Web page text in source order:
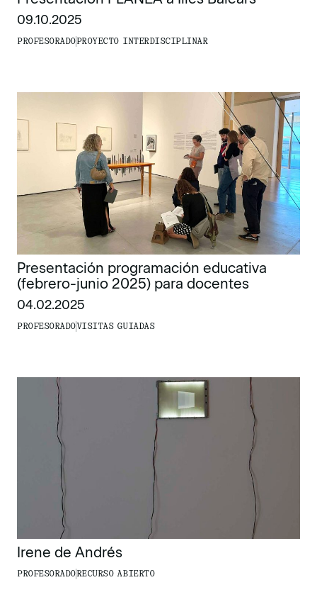
09.10.2025
PROFESORADOPROYECTO INTERDISCIPLINAR
Presentación programación educativa
(febrero-junio 2025) para docentes
04.02.2025
PROFESORADOVISITAS GUIADAS
Irene de Andrés
PROFESORADO RECURSO ABIERTO